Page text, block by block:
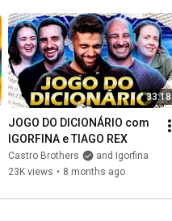
33:18
JOGO DO DICIONÁRIO com
IGORFINA e TIAGO REX
Castro Brothers
and Igorfina
23K views • 8 months ago